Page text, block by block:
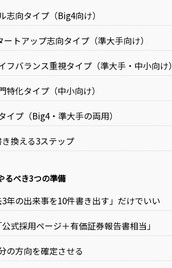
志向タイプ（Big4向け）
トアップ志向タイプ（準大手向け）
フバランス重視タイプ（準大手・中小向け）
特化タイプ（中小向け）
イプ（Big4・準大手の両用）
換える3ステップ
るべき3つの準備
年の出来事を10件書き出す」だけでいい
式採用ページ＋有価証券報告書相当」
の方向を確定させる